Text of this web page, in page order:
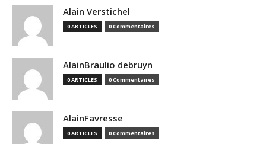
Alain Verstichel
0 ARTICLES 0 Commentaires
AlainBraulio debruyn
0 ARTICLES 0 Commentaires
AlainFavresse
0 ARTICLES 0 Commentaires